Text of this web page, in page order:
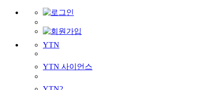
YTN
YTN 사이언스